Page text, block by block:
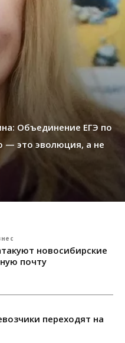
Объединение ЕГЭ по
— это эволюция, а не
новосибирские
почту
переходят на